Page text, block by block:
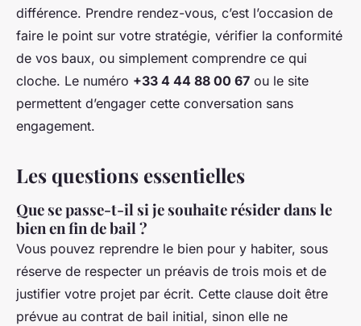
différence. Prendre rendez-vous, c’est l’occasion de
faire le point sur votre stratégie, vérifier la conformité
de vos baux, ou simplement comprendre ce qui
cloche. Le numéro +33 4 44 88 00 67 ou le site
permettent d’engager cette conversation sans
engagement.
Les questions essentielles
Que se passe-t-il si je souhaite résider dans le
bien en fin de bail ?
Vous pouvez reprendre le bien pour y habiter, sous
réserve de respecter un préavis de trois mois et de
justifier votre projet par écrit. Cette clause doit être
prévue au contrat de bail initial, sinon elle ne